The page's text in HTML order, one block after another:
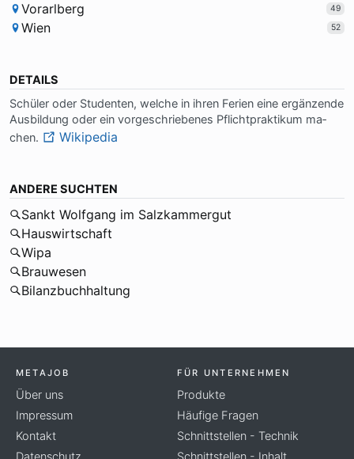
Vorarlberg 49
Wien 52
DETAILS
Schü­ler oder Stu­den­ten, wel­che in ih­ren Fe­ri­en ei­ne er­gän­zen­de
Aus­bil­dung oder ein vor­ge­schrie­be­nes Pflicht­prak­ti­kum ma­
chen.
Wikipedia
ANDERE SUCHTEN
Sankt Wolfgang im Salzkammergut
Hauswirtschaft
Wipa
Brauwesen
Bilanzbuchhaltung
METAJOB
Über uns
Impressum
Kontakt
FÜR UNTERNEHMEN
Produkte
Häufige Fragen
Schnittstellen - Technik